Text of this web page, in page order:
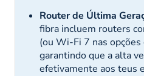
Router de Última
fibra incluem routers
(ou Wi-Fi 7 nas opções
garantindo que a alta
efetivamente aos teus